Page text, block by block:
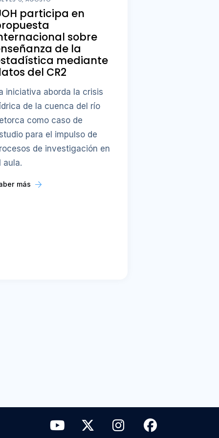
participa en
sobre
de la
mediante
del CR2
iniciativa aborda la crisis
de la cuenca del río
como caso de
para el impulso de
de investigación en
aula.
más